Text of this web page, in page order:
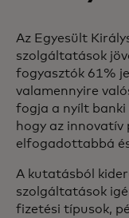
Az Egyesült
szolgáltatások
fogyasztók 61%
valamennyire
fogja a nyílt
hogy az innovatív
elfogadottabbá
A kutatásból
szolgáltatások
fizetési típusok,